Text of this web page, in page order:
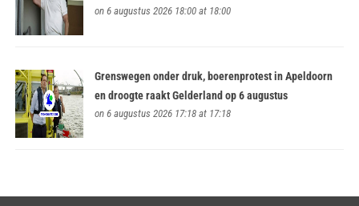
on 6 augustus 2026 18:00 at 18:00
Grenswegen onder druk, boerenprotest in Apeldoorn
en droogte raakt Gelderland op 6 augustus
on 6 augustus 2026 17:18 at 17:18